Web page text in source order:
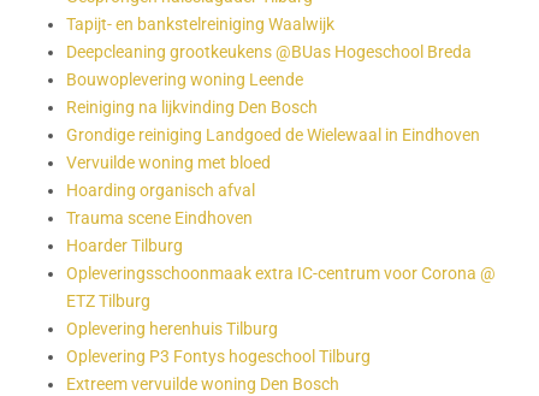
Tapijt- en bankstelreiniging Waalwijk
Deepcleaning grootkeukens @BUas Hogeschool Breda
Bouwoplevering woning Leende
Reiniging na lijkvinding Den Bosch
Grondige reiniging Landgoed de Wielewaal in Eindhoven
Vervuilde woning met bloed
Hoarding organisch afval
Trauma scene Eindhoven
Hoarder Tilburg
Opleveringsschoonmaak extra IC-centrum voor Corona @
ETZ Tilburg
Oplevering herenhuis Tilburg
Oplevering P3 Fontys hogeschool Tilburg
Extreem vervuilde woning Den Bosch